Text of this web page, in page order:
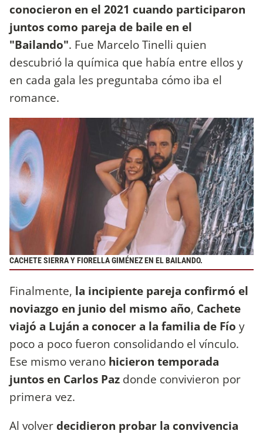
conocieron en el 2021 cuando participaron
juntos como pareja de baile en el
"Bailando". Fue Marcelo Tinelli quien
descubrió la química que había entre ellos y
en cada gala les preguntaba cómo iba el
romance.
CACHETE SIERRA Y FIORELLA GIMÉNEZ EN EL BAILANDO.
Finalmente, la incipiente pareja confirmó el
noviazgo en junio del mismo año, Cachete
viajó a Luján a conocer a la familia de Fío y
poco a poco fueron consolidando el vínculo.
Ese mismo verano hicieron temporada
juntos en Carlos Paz donde convivieron por
primera vez.
Al volverdecidieron probar la convivencia